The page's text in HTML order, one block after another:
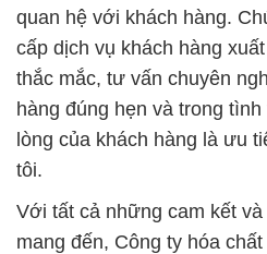
quan hệ với khách hàng.
cấp dịch vụ khách hàng
thắc mắc, tư vấn chuyên
hàng đúng hẹn và trong
lòng của khách hàng là ưu
tôi.
Với tất cả những cam kết
mang đến, Công ty hóa